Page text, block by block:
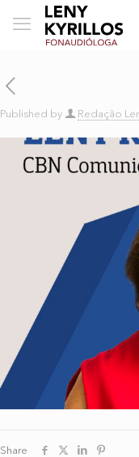
Published by Redação
Share